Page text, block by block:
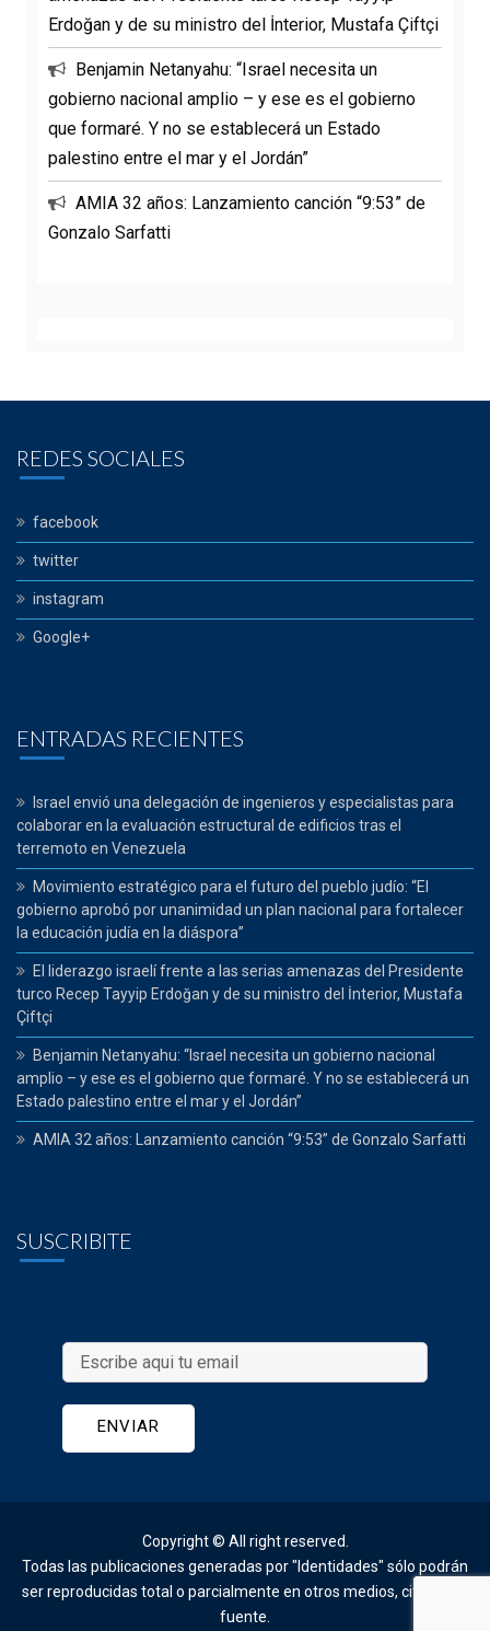
Erdoğan y de su ministro del İnterior, Mustafa Çiftçi
Benjamin Netanyahu: “Israel necesita un
gobierno nacional amplio – y ese es el gobierno
que formaré. Y no se establecerá un Estado
palestino entre el mar y el Jordán”
AMIA 32 años: Lanzamiento canción “9:53” de
Gonzalo Sarfatti
REDES SOCIALES
facebook
twitter
instagram
Google+
ENTRADAS RECIENTES
Israel envió una delegación de ingenieros y especialistas para
colaborar en la evaluación estructural de edificios tras el
terremoto en Venezuela
Movimiento estratégico para el futuro del pueblo judío: “El
gobierno aprobó por unanimidad un plan nacional para fortalecer
la educación judía en la diáspora”
El liderazgo israelí frente a las serias amenazas del Presidente
turco Recep Tayyip Erdoğan y de su ministro del İnterior, Mustafa
Çiftçi
Benjamin Netanyahu: “Israel necesita un gobierno nacional
amplio – y ese es el gobierno que formaré. Y no se establecerá un
Estado palestino entre el mar y el Jordán”
AMIA 32 años: Lanzamiento canción “9:53” de Gonzalo Sarfatti
SUSCRIBITE
Copyright © All right reserved.
Todas las publicaciones generadas por "Identidades" sólo podrán
ser reproducidas total o parcialmente en otros medios, citando la
fuente.